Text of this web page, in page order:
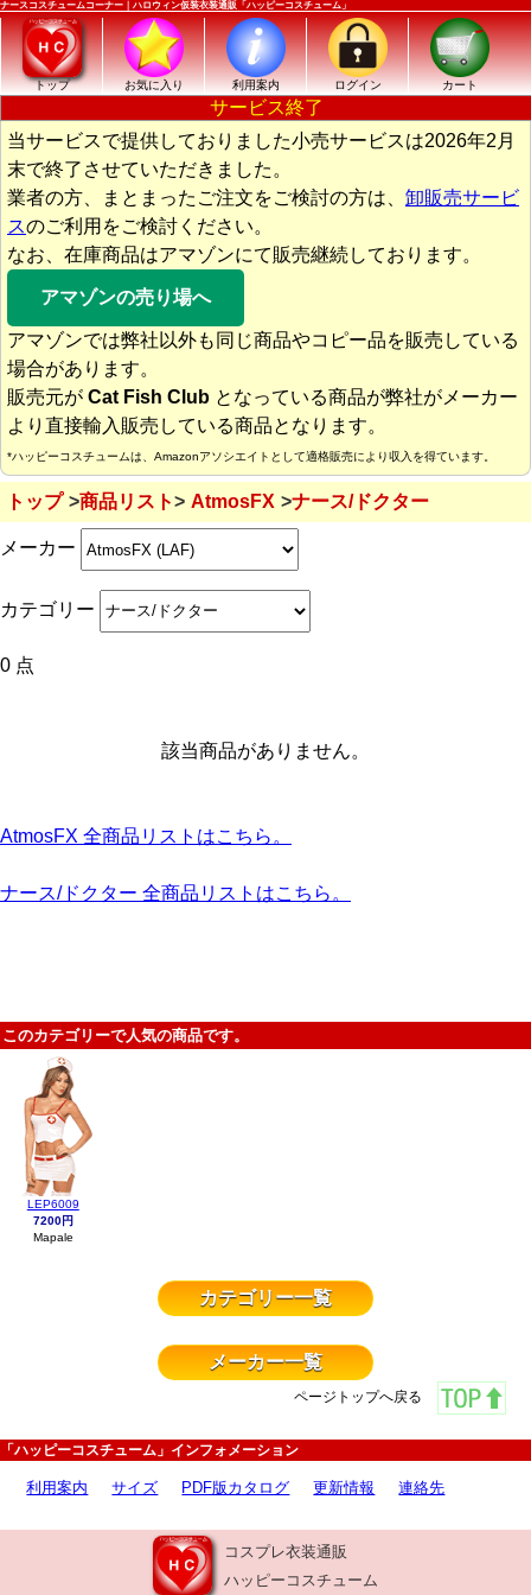
ナースコスチュームコーナー｜ハロウィン仮装衣装通販「ハッピーコスチューム」
トップ お気に入り 利用案内 ログイン カート
サービス終了
当サービスで提供しておりました小売サービスは2026年2月
末で終了させていただきました。
業者の方、まとまったご注文をご検討の方は、 卸販売サービ
スのご利用をご検討ください。
なお、在庫商品はアマゾンにて販売継続しております。
アマゾンの売り場へ
アマゾンでは弊社以外も同じ商品やコピー品を販売している
場合があります。
販売元が Cat Fish Club となっている商品が弊社がメーカー
より直接輸入販売している商品となります。
*ハッピーコスチュームは、Amazonアソシエイトとして適格販売により収入を得ています。
トップ 商品リスト AtmosFX ナース/ドクター
メーカー
カテゴリー
0 点
該当商品がありません。
AtmosFX 全商品リストはこちら。
ナース/ドクター 全商品リストはこちら。
このカテゴリーで人気の商品です。
LEP6009
7200円
Mapale
カテゴリー一覧
メーカー一覧
ページトップへ戻る
「ハッピーコスチューム」インフォメーション
利用案内 サイズ PDF版カタログ 更新情報 連絡先
コスプレ衣装通販
ハッピーコスチューム